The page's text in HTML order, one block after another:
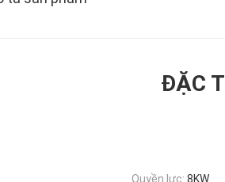
ĐẶC
Quyền lực: 8KW